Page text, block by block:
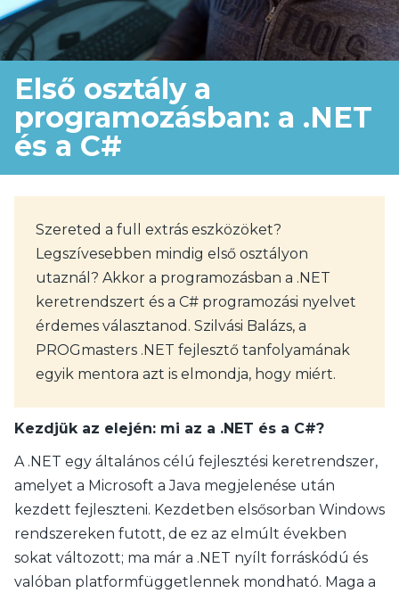
Első osztály a
programozásban: a .NET
és a C#
Szereted a full extrás eszközöket?
Legszívesebben mindig első osztályon
utaznál? Akkor a programozásban a .NET
keretrendszert és a C# programozási nyelvet
érdemes választanod. Szilvási Balázs, a
PROGmasters .NET fejlesztő tanfolyamának
egyik mentora azt is elmondja, hogy miért.
Kezdjük az elején: mi az a .NET és a C#?
A .NET egy általános célú fejlesztési keretrendszer,
amelyet a Microsoft a Java megjelenése után
kezdett fejleszteni. Kezdetben elsősorban Windows
rendszereken futott, de ez az elmúlt években
sokat változott; ma már a .NET nyílt forráskódú és
valóban platformfüggetlennek mondható. Maga a